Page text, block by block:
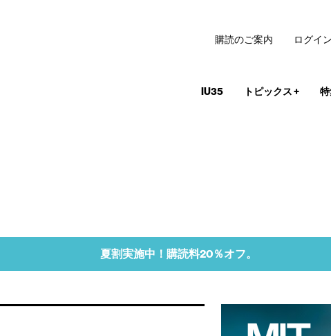
IU35 トピックス+
購読のご案内 ログイン
夏割実施中！購読料20％オフ。